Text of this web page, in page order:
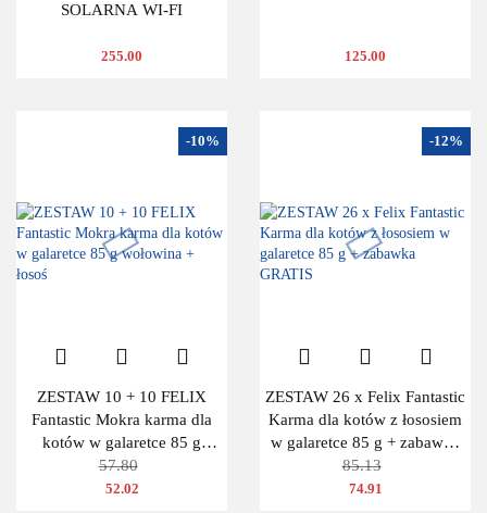
SOLARNA WI-FI
255.00 125.00
ZESTAW 10 + 10 FELIX
Fantastic Mokra karma dla
kotów w galaretce 85 g
wołowina + łosoś
57.80
-10%
52.02
ZESTAW 26 x Felix Fantastic
Karma dla kotów z łososiem
w galaretce 85 g + zabawka
GRATIS
85.13
-12%
74.91